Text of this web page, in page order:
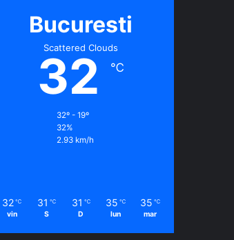
Bucuresti
Scattered Clouds
32 ℃
32º - 19º
32%
2.93 km/h
32 ℃
vin
31 ℃
S
31 ℃
D
35 ℃
lun
35 ℃
mar